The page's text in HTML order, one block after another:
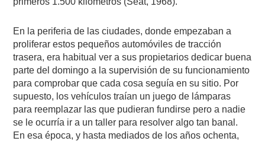
En la periferia de las ciudades, donde empezaban a
proliferar estos pequeños automóviles de tracción
trasera, era habitual ver a sus propietarios dedicar buena
parte del domingo a la supervisión de su funcionamiento
para comprobar que cada cosa seguía en su sitio. Por
supuesto, los vehículos traían un juego de lámparas
para reemplazar las que pudieran fundirse pero a nadie
se le ocurría ir a un taller para resolver algo tan banal.
En esa época, y hasta mediados de los años ochenta,